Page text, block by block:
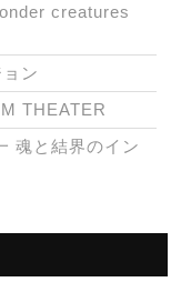
creatures
ン
THEATER
と結界のイン